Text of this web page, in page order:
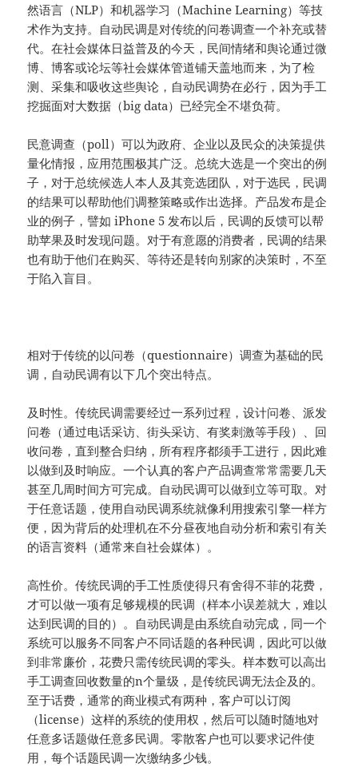
然语言（NLP）和机器学习（Machine Learning）等技
术作为支持。自动民调是对传统的问卷调查一个补充或替
代。在社会媒体日益普及的今天，民间情绪和舆论通过微
博、博客或论坛等社会媒体管道铺天盖地而来，为了检
测、采集和吸收这些舆论，自动民调势在必行，因为手工
挖掘面对大数据（big data）已经完全不堪负荷。
民意调查（poll）可以为政府、企业以及民众的决策提供
量化情报，应用范围极其广泛。总统大选是一个突出的例
子，对于总统候选人本人及其竞选团队，对于选民，民调
的结果可以帮助他们调整策略或作出选择。产品发布是企
业的例子，譬如 iPhone 5 发布以后，民调的反馈可以帮
助苹果及时发现问题。对于有意愿的消费者，民调的结果
也有助于他们在购买、等待还是转向别家的决策时，不至
于陷入盲目。
相对于传统的以问卷（questionnaire）调查为基础的民
调，自动民调有以下几个突出特点。
及时性。传统民调需要经过一系列过程，设计问卷、派发
问卷（通过电话采访、街头采访、有奖刺激等手段）、回
收问卷，直到整合归纳，所有程序都须手工进行，因此难
以做到及时响应。一个认真的客户产品调查常常需要几天
甚至几周时间方可完成。自动民调可以做到立等可取。对
于任意话题，使用自动民调系统就像利用搜索引擎一样方
便，因为背后的处理机在不分昼夜地自动分析和索引有关
的语言资料（通常来自社会媒体）。
高性价。传统民调的手工性质使得只有舍得不菲的花费，
才可以做一项有足够规模的民调（样本小误差就大，难以
达到民调的目的）。自动民调是由系统自动完成，同一个
系统可以服务不同客户不同话题的各种民调，因此可以做
到非常廉价，花费只需传统民调的零头。样本数可以高出
手工调查回收数量的n个量级，是传统民调无法企及的。
至于话费，通常的商业模式有两种，客户可以订阅
（license）这样的系统的使用权，然后可以随时随地对
任意多话题做任意多民调。零散客户也可以要求记件使
用，每个话题民调一次缴纳多少钱。